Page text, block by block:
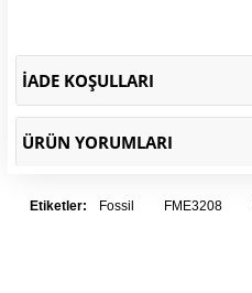
İADE KOŞULLARI
ÜRÜN YORUMLARI
Etiketler: Fossil FME3208